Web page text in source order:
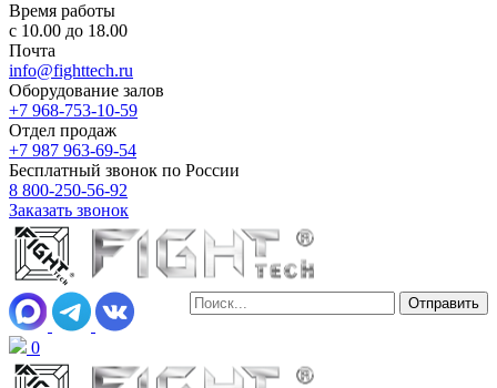
Время работы
с 10.00 до 18.00
Почта
info@fighttech.ru
Оборудование залов
+7 968-753-10-59
Отдел продаж
+7 987 963-69-54
Бесплатный звонок по России
8 800-250-56-92
Заказать звонок
0